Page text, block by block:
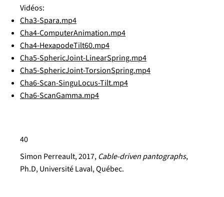
Vidéos:
Cha3-Spara.mp4
Cha4-ComputerAnimation.mp4
Cha4-HexapodeTilt60.mp4
Cha5-SphericJoint-LinearSpring.mp4
Cha5-SphericJoint-TorsionSpring.mp4
Cha6-Scan-SinguLocus-Tilt.mp4
Cha6-ScanGamma.mp4
40
Simon Perreault, 2017, Cable-driven pantographs,
Ph.D, Université Laval, Québec.